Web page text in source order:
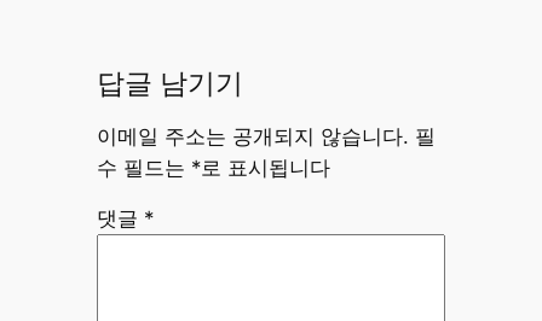
답글 남기기
이메일 주소는 공개되지 않습니다. 필
수 필드는 *로 표시됩니다
댓글 *